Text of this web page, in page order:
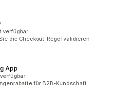
verfügbar
die Checkout-Regel validieren
App
für B2B-Kundschaft